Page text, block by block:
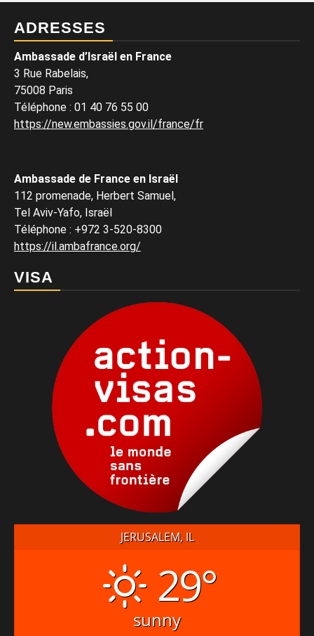
ADRESSES
Ambassade d’Israël en France
3 Rue Rabelais,
75008 Paris
Téléphone : 01 40 76 55 00
https://new.embassies.gov.il/france/fr
Ambassade de France en Israël
112 promenade, Herbert Samuel,
Tel Aviv-Yafo, Israël
Téléphone : +972 3-520-8300
https://il.ambafrance.org/
VISA
JERUSALEM, IL
29°
sunny